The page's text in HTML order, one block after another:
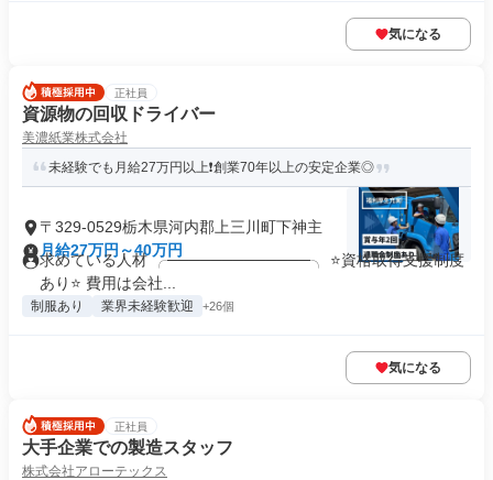
気になる
正社員
資源物の回収ドライバー
美濃紙業株式会社
未経験でも月給27万円以上❗創業70年以上の安定企業◎
〒329-0529栃木県河内郡上三川町下神主
月給27万円～40万円
求めている人材 ╭─────────────╮ ⭐資格取得支援制度
あり⭐ 費用は会社...
制服あり 業界未経験歓迎 +26個
気になる
正社員
大手企業での製造スタッフ
株式会社アローテックス